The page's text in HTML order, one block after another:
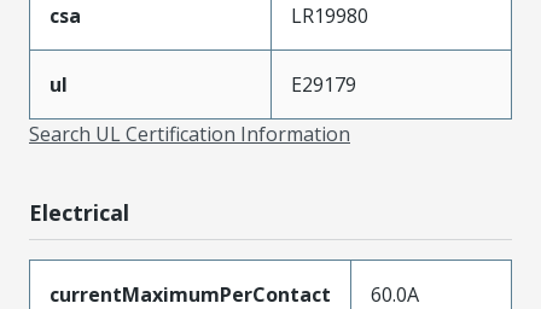
csa LR19980
ul
E29179
Search UL Certification Information
Electrical
currentMaximumPerContact 60.0A